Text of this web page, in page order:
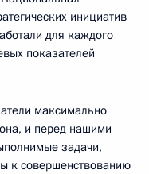
инициатив
для каждого
показателей
максимально
и перед нашими
задачи,
к совершенствованию